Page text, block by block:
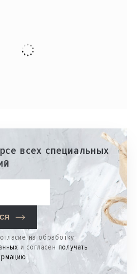
всех специальных
на обработку
и согласен получать
.